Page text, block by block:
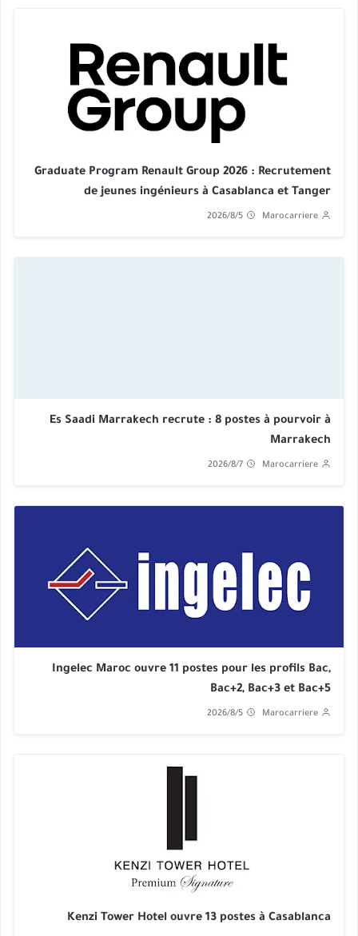
Graduate Program Renault Group 2026 : Recrutement
de jeunes ingénieurs à Casablanca et Tanger
Marocarriere
2026/8/5
Es Saadi Marrakech recrute : 8 postes à pourvoir à
Marrakech
Marocarriere
2026/8/7
Ingelec Maroc ouvre 11 postes pour les profils Bac,
Bac+2, Bac+3 et Bac+5
Marocarriere
2026/8/5
Kenzi Tower Hotel ouvre 13 postes à Casablanca